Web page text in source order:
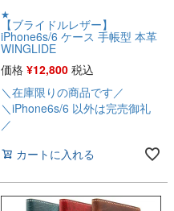
★
【ブライドルレザー】
iPhone6s/6 ケース 手帳型 本革
WINGLIDE
価格 ¥12,800 税込
＼在庫限りの商品です／
＼iPhone6s/6 以外は完売御礼
／
カートに入れる